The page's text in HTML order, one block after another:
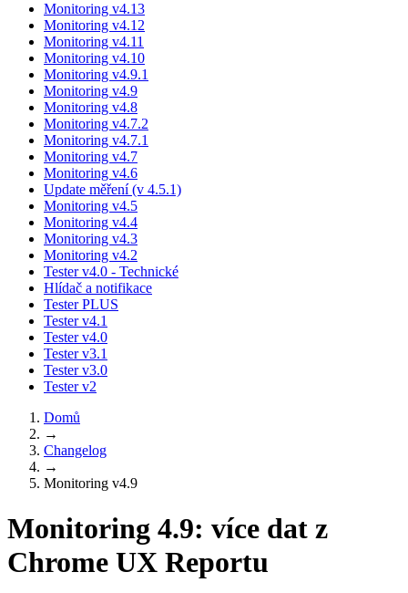
Monitoring v4.13
Monitoring v4.12
Monitoring v4.11
Monitoring v4.10
Monitoring v4.9.1
Monitoring v4.9
Monitoring v4.8
Monitoring v4.7.2
Monitoring v4.7.1
Monitoring v4.7
Monitoring v4.6
Update měření (v 4.5.1)
Monitoring v4.5
Monitoring v4.4
Monitoring v4.3
Monitoring v4.2
Tester v4.0 - Technické
Hlídač a notifikace
Tester PLUS
Tester v4.1
Tester v4.0
Tester v3.1
Tester v3.0
Tester v2
Domů
→
Changelog
→
Monitoring v4.9
Monitoring 4.9: více dat z
Chrome UX Reportu